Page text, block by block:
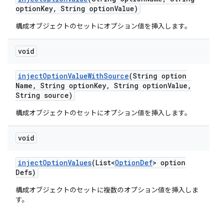
optionKey, String optionValue)
構成オブジェクトのセットにオプション値を挿入します。
void
injectOptionValueWithSource(String option
Name , String optionKey, String optionValue ,
String source)
構成オブジェクトのセットにオプション値を挿入します。
void
injectOptionValues(List<OptionDef> option
Defs)
構成オブジェクトのセットに複数のオプション値を挿入しま
す。